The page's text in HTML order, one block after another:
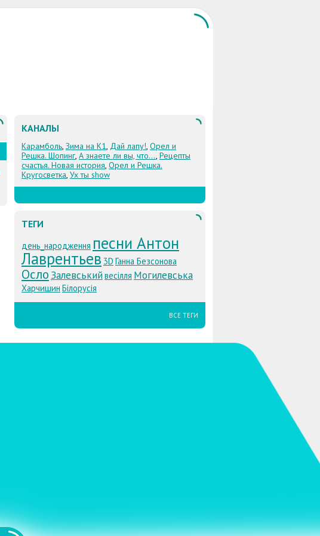
КАНАЛЫ
Карамболь, Зима на К1, Дай лапу!, Орел и
Решка. Шопинг, А знаете ли вы, что..., Рецепты
счастья. Новая история, Орел и Решка.
Кругосветка, Ух ты show
ТЕГИ
день_народження песни Антон
Лаврентьев 3D Ганна Безсонова
Осло Залевськийвесілля Могилевська
Харчишин Білорусія
ВСЕ ТЕГИ